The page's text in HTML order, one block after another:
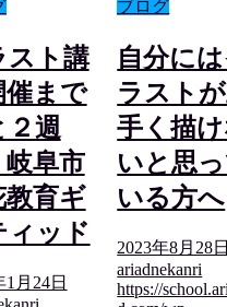
スト講
催まで
２週
岐阜市
教育ギ
ィッド
1月24日
ブログ
自分に
ラスト
手く描
いと思
いる方へ
2023年8月28
ariadnekanri
https://